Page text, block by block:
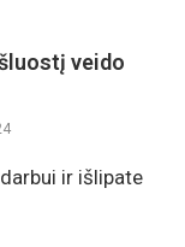
veido
ir išlipate